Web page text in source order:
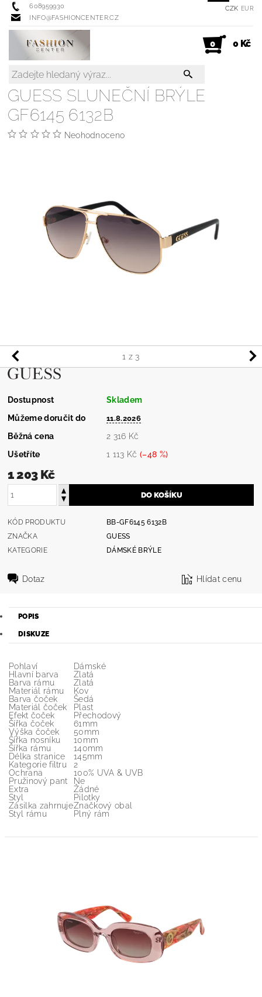
608959930
INFO@FASHIONCENTER.CZ
CZK EUR
0 0 Kč
1 z 3
GUESS SLUNEČNÍ BRÝLE
GF6145 6132B
Neohodnoceno
Dostupnost
Skladem
Můžeme doručit do
11.8.2026
Běžná cena
2 316 Kč
Ušetříte
1 113 Kč (–48 %)
1 203 Kč
KÓD PRODUKTU
BB-GF6145 6132B
ZNAČKA
GUESS
KATEGORIE
DÁMSKÉ BRÝLE
Dotaz Hlídat cenu
POPIS
DISKUZE
Pohlaví
Dámské
Hlavní barva
Zlatá
Barva rámu
Zlatá
Materiál rámu
Kov
Barva čoček
Šedá
Materiál čoček
Plast
Efekt čoček
Přechodový
Šířka čoček
61mm
Výška čoček
50mm
Šířka nosníku
10mm
Šířka rámu
140mm
Délka stranice
145mm
Kategorie filtru
2
Ochrana
100% UVA & UVB
Pružinový pant
Ne
Extra
Žádné
Styl
Pilotky
Zásilka zahrnujeZnačkový obal
Styl rámu
Plný rám